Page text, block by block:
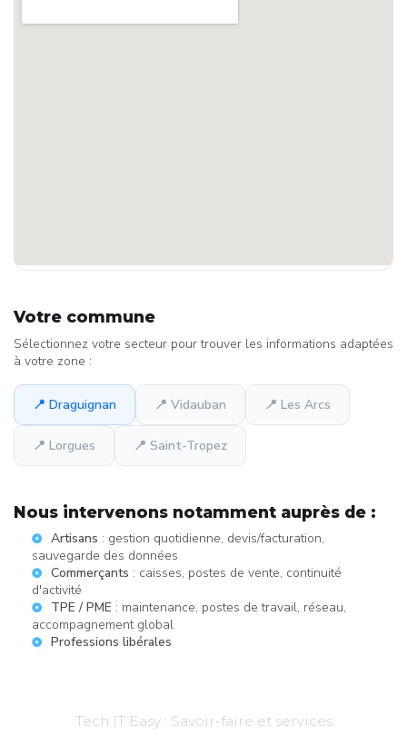
Votre commune
Sélectionnez votre secteur pour trouver les informations adaptées
à votre zone :
📍 Draguignan 📍 Vidauban 📍 Les Arcs
📍 Lorgues 📍 Saint-Tropez
Nous intervenons notamment auprès de :
Artisans : gestion quotidienne, devis/facturation,
sauvegarde des données
Commerçants : caisses, postes de vente, continuité
d'activité
TPE / PME : maintenance, postes de travail, réseau,
accompagnement global
Professions libérales
Tech IT Easy : Savoir-faire et services